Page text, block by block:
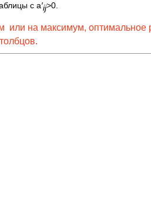
с а′ij>0.
или на максимум,